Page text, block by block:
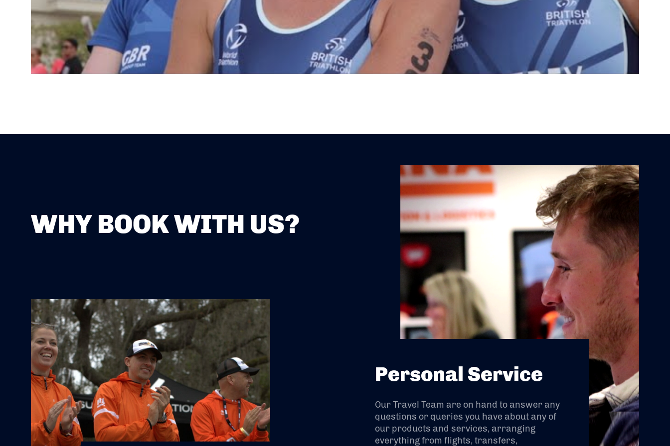
WHY BOOK WITH US?
Personal Service
Our Travel Team are on hand to answer any
questions or queries you have about any of
our products and services, arranging
everything from flights, transfers,